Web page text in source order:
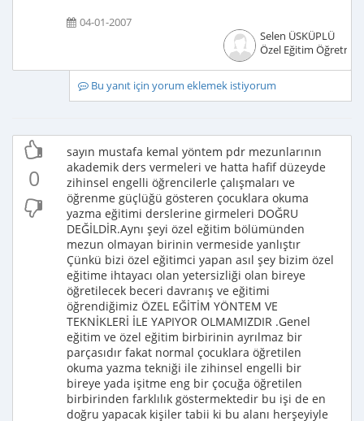
04-01-2007
Selen ÜSKÜPLÜ
Özel Eğitim
Bu yanıt için yorum eklemek istiyorum
0
sayın mustafa kemal yöntem pdr mezunlarının
akademik ders vermeleri ve hatta hafif düzeyde
zihinsel engelli öğrencilerle çalışmaları ve
öğrenme güçlüğü gösteren çocuklara okuma
yazma eğitimi derslerine girmeleri DOĞRU
DEĞİLDİR.Aynı şeyi özel eğitim bölümünden
mezun olmayan birinin vermeside yanlıştır
Çünkü bizi özel eğitimci yapan asıl şey bizim özel
eğitime ihtayacı olan yetersizliği olan bireye
öğretilecek beceri davranış ve eğitimi
öğrendiğimiz ÖZEL EĞİTİM YÖNTEM VE
TEKNİKLERİ İLE YAPIYOR OLMAMIZDIR .Genel
eğitim ve özel eğitim birbirinin ayrılmaz bir
parçasıdır fakat normal çocuklara öğretilen
okuma yazma tekniği ile zihinsel engelli bir
bireye yada işitme eng bir çocuğa öğretilen
birbirinden farklılık göstermektedir bu işi de en
doğru yapacak kişiler tabii ki bu alanı herşeyiyle